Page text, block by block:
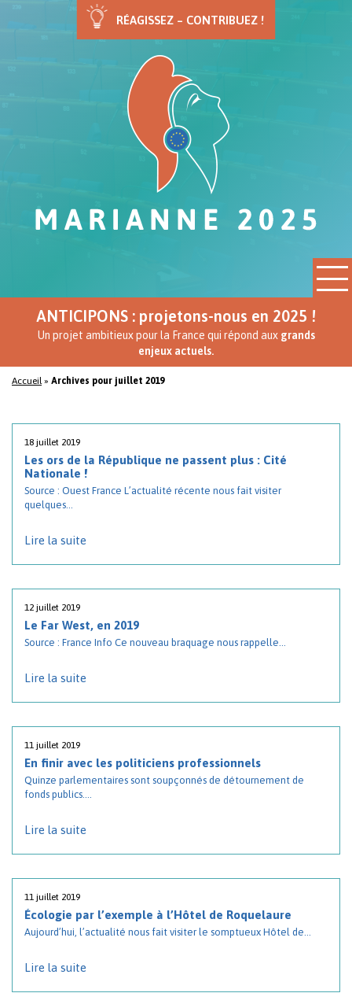
RÉAGISSEZ – CONTRIBUEZ !
ANTICIPONS : projetons-nous en 2025 !
Un projet ambitieux pour la France qui répond aux grands
enjeux actuels.
Accueil» Archives pour juillet 2019
18 juillet 2019
Les ors de la République ne passent plus : Cité
Nationale !
Source : Ouest France L’actualité récente nous fait visiter
quelques...
Lire la suite
12 juillet 2019
Le Far West, en 2019
Source : France Info Ce nouveau braquage nous rappelle...
Lire la suite
11 juillet 2019
En finir avec les politiciens professionnels
Quinze parlementaires sont soupçonnés de détournement de
fonds publics....
Lire la suite
11 juillet 2019
Écologie par l’exemple à l’Hôtel de Roquelaure
Aujourd’hui, l’actualité nous fait visiter le somptueux Hôtel de...
Lire la suite